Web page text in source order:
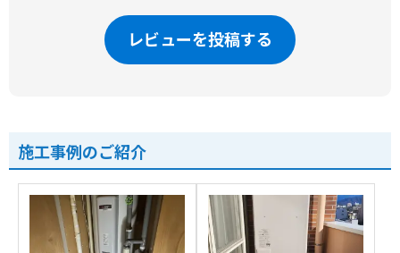
レビューを投稿する
施工事例のご紹介